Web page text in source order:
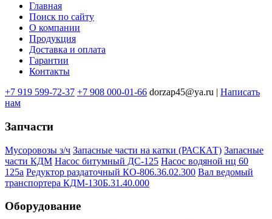
Меню
подвале
Главная
Поиск по сайту
О компании
Продукция
Доставка и оплата
Гарантии
Контакты
+7 919 599-72-37 +7 908 000-01-66 dorzap45@ya.ru | Написать
нам
Запчасти
Мусоровозы з/ч Запасные части на катки (РАСКАТ) Запасные
части КДМ Насос битумный ДС-125 Насос водяной нц 60
125а Редуктор раздаточный КО-806.36.02.300 Вал ведомый
транспортера КДМ-130Б.31.40.000
Оборудование